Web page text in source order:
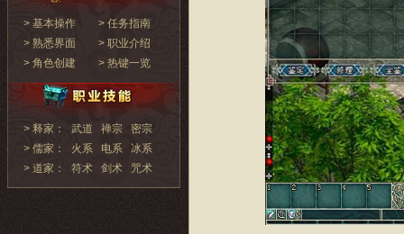
> 基本操作
> 任务指南
> 熟悉界面
> 职业介绍
> 角色创建
> 热键一览
> 释家： 武道 禅宗
密宗
> 儒家：
火系 电系
冰系
> 道家：
符术 剑术 咒术